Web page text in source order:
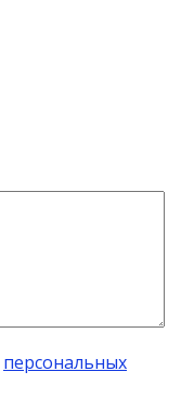
персональных